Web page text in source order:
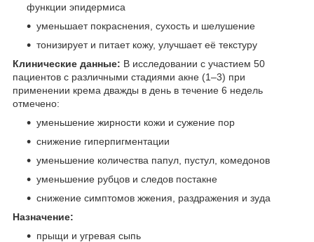
функции эпидермиса
уменьшает покраснения, сухость и шелушение
тонизирует и питает кожу, улучшает её текстуру
Клинические данные: В исследовании с участием 50
пациентов с различными стадиями акне (1–3) при
применении крема дважды в день в течение 6 недель
отмечено:
уменьшение жирности кожи и сужение пор
снижение гиперпигментации
уменьшение количества папул, пустул, комедонов
уменьшение рубцов и следов постакне
снижение симптомов жжения, раздражения и зуда
Назначение:
прыщи и угревая сыпь